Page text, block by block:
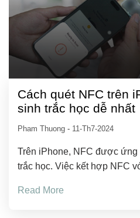
Cách quét NFC trên
sinh trắc học dễ nhất
Pham Thuong - 11-Th7-2024
Trên iPhone, NFC được ứng
trắc học. Việc kết hợp NFC
Read More